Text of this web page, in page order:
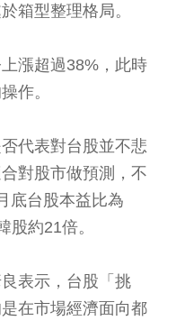
箱型整理格局。
漲超過38%，此時
作。
代表對台股並不悲
對股市做預測，不
底台股本益比為
股約21倍。
表示，台股「挑
在市場經濟面向都